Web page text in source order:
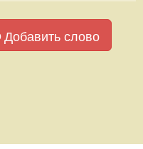
Добавить слово